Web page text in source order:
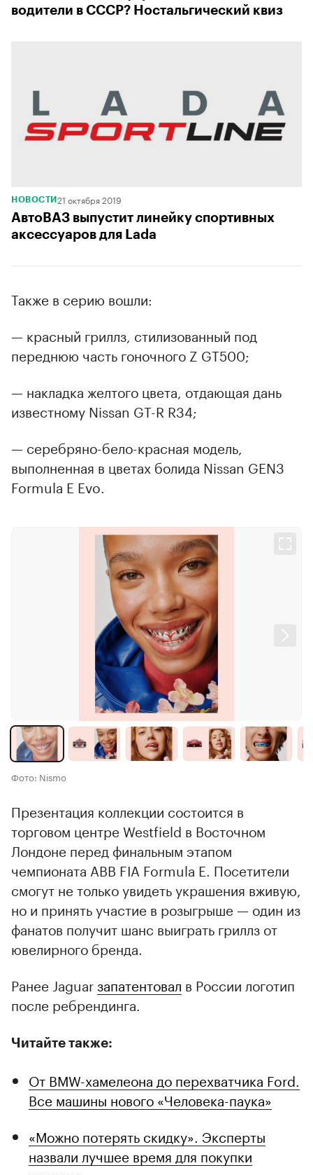
водители в СССР? Ностальгический квиз
НОВОСТИ 21 октября 2019
АвтоВАЗ выпустит линейку спортивных
аксессуаров для Lada
Также в серию вошли:
— красный гриллз, стилизованный под
переднюю часть гоночного Z GT500;
— накладка желтого цвета, отдающая дань
известному Nissan GT-R R34;
— серебряно-бело-красная модель,
выполненная в цветах болида Nissan GEN3
Formula E Evo.
Фото: Nismo
Презентация коллекции состоится в
торговом центре Westfield в Восточном
Лондоне перед финальным этапом
чемпионата ABB FIA Formula E. Посетители
смогут не только увидеть украшения вживую,
но и принять участие в розыгрыше — один из
фанатов получит шанс выиграть гриллз от
ювелирного бренда.
Ранее Jaguarзапатентовал в России логотип
после ребрендинга.
Читайте также:
От BMW-хамелеона до перехватчика Ford.
Все машины нового «Человека-паука»
«Можно потерять скидку». Эксперты
назвали лучшее время для покупки